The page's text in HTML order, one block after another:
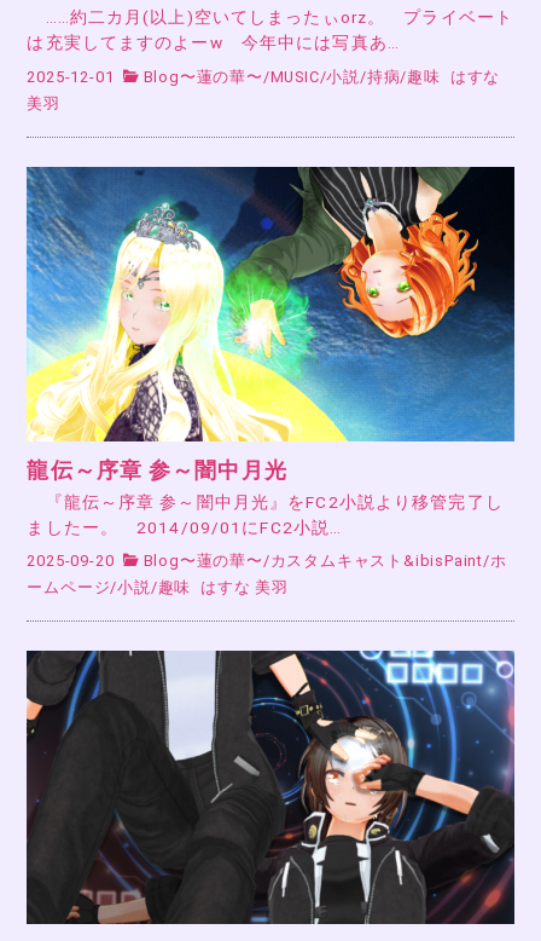
……約二カ月(以上)空いてしまったぃorz。 プライベート
は充実してますのよーw 今年中には写真あ…
2025-12-01 Blog〜蓮の華〜 /MUSIC/小説 /持病/趣味
はすな
美羽
龍伝～序章 参～闇中月光
『龍伝～序章 参～闇中月光』をFC2小説より移管完了し
ましたー。 2014/09/01にFC2小説…
2025-09-20 Blog〜蓮の華〜/カスタムキャスト&ibisPaint/ホ
ームページ/小説/趣味 はすな 美羽